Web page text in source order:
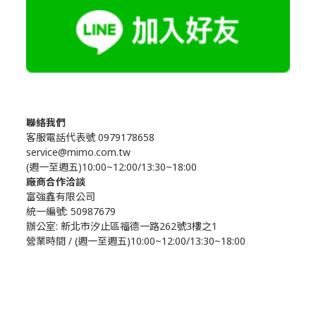
聯絡我們
客服電話代表號 0979178658
service@mimo.com.tw
(週一至週五)10:00~12:00/13:30~18:00
廠商合作洽談
富強鑫有限公司
統一編號: 50987679
辦公室: 新北市汐止區福德一路262號3樓之1
營業時間 / (週一至週五)10:00~12:00/13:30~18:00